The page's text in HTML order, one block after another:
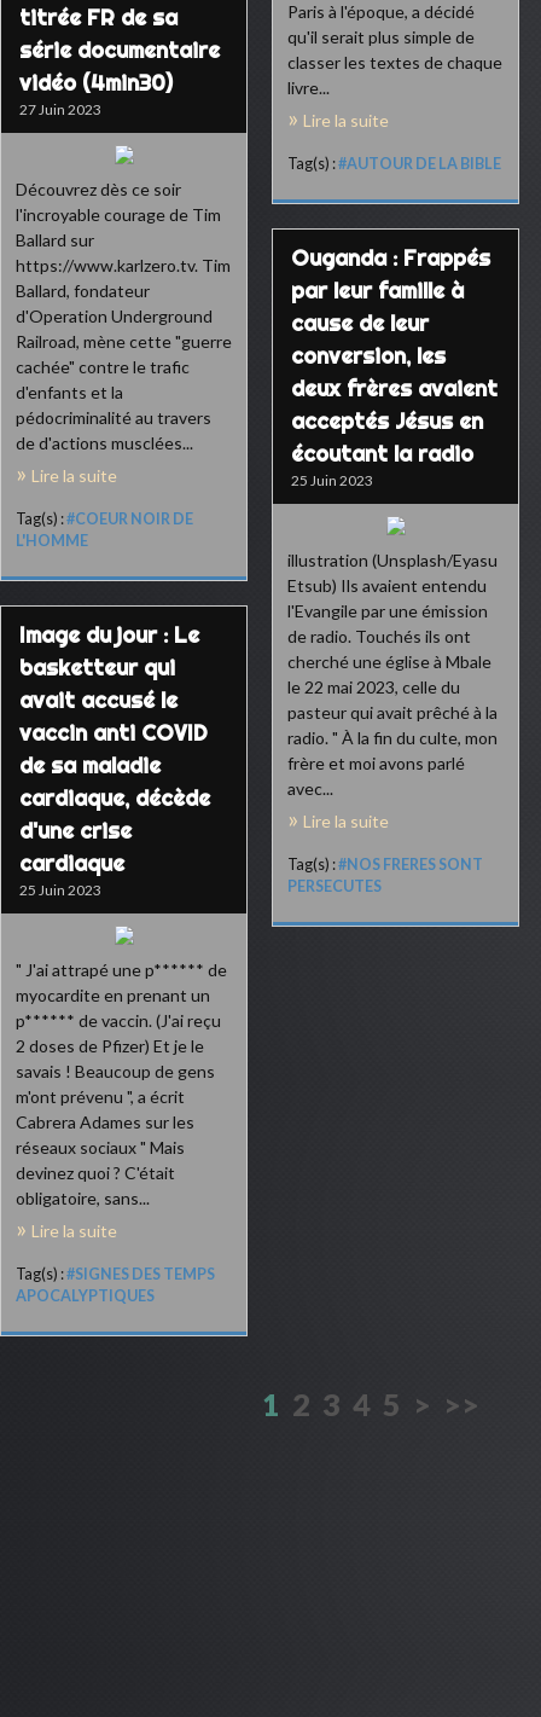
Paris à l'époque, a décidé
qu'il serait plus simple de
classer les textes de chaque
livre...
Lire la suite
Tag(s) :#AUTOUR DE LA BIBLE
titrée FR de sa
série documentaire
vidéo (4min30)
27 Juin 2023
Découvrez dès ce soir
l'incroyable courage de Tim
Ballard sur
https://www.karlzero.tv. Tim
Ballard, fondateur
d'Operation Underground
Railroad, mène cette "guerre
cachée" contre le trafic
d'enfants et la
pédocriminalité au travers
de d'actions musclées...
Lire la suite
Tag(s) :#COEUR NOIR DE
L'HOMME
Ouganda : Frappés
par leur famille à
cause de leur
conversion, les
deux frères avaient
acceptés Jésus en
écoutant la radio
25 Juin 2023
illustration (Unsplash/Eyasu
Etsub) Ils avaient entendu
l'Evangile par une émission
de radio. Touchés ils ont
cherché une église à Mbale
le 22 mai 2023, celle du
pasteur qui avait prêché à la
radio. " À la fin du culte, mon
frère et moi avons parlé
avec...
Lire la suite
Tag(s) :#NOS FRERES SONT
PERSECUTES
Image du jour : Le
basketteur qui
avait accusé le
vaccin anti COVID
de sa maladie
cardiaque, décède
d'une crise
cardiaque
25 Juin 2023
" J'ai attrapé une p****** de
myocardite en prenant un
p****** de vaccin. (J'ai reçu
2 doses de Pfizer) Et je le
savais ! Beaucoup de gens
m'ont prévenu ", a écrit
Cabrera Adames sur les
réseaux sociaux " Mais
devinez quoi ? C'était
obligatoire, sans...
Lire la suite
Tag(s) :#SIGNES DES TEMPS
APOCALYPTIQUES
1 2 3 4 5 > >>